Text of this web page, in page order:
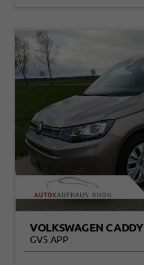
VOLKSWAGEN CADDY
GV5 APP